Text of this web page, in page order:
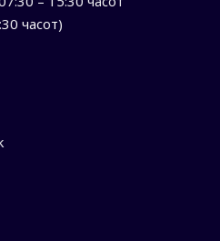
часот)